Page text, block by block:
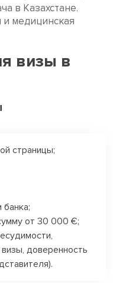
в Казахстане.
медицинская
визы в
страницы;
от 30 000 €;
доверенность